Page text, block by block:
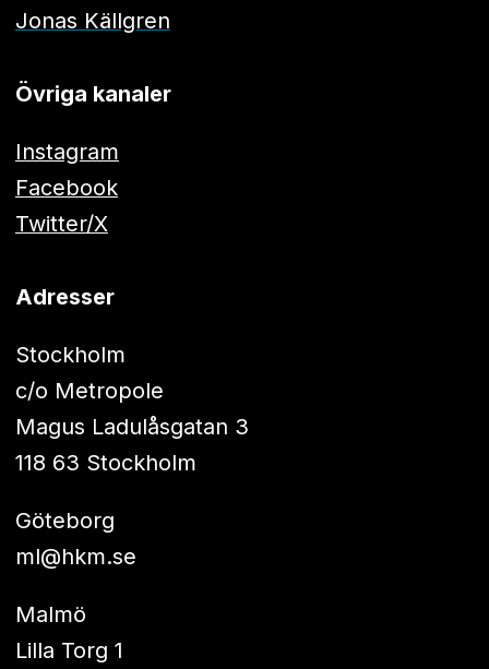
Jonas Källgren
Övriga kanaler
Instagram
Facebook
Twitter/X
Adresser
Stockholm
c/o Metropole
Magus Ladulåsgatan 3
118 63 Stockholm
Göteborg
ml@hkm.se
Malmö
Lilla Torg 1